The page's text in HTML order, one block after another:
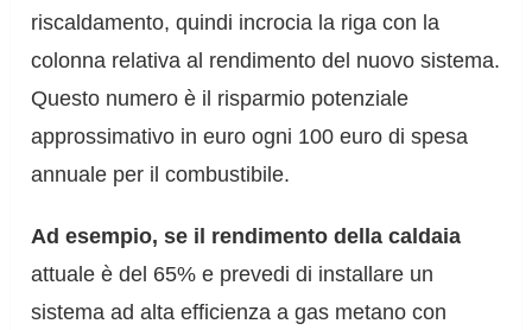
riscaldamento, quindi incrocia la riga con la
colonna relativa al rendimento del nuovo sistema.
Questo numero è il risparmio potenziale
approssimativo in euro ogni 100 euro di spesa
annuale per il combustibile.
Ad esempio, se il rendimento della caldaia
attuale è del 65% e prevedi di installare un
sistema ad alta efficienza a gas metano con